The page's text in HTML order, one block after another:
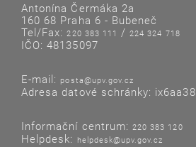
Antonína Čermáka 2a
160 68 Praha 6 - Bubeneč
Tel/Fax:220 383 111 /224 324 718
IČO: 48135097
E-mail: posta@upv.gov.cz
Adresa datové schránky: ix6aa38
Informační centrum: 220 383 120
Helpdesk: helpdesk@upv.gov.cz